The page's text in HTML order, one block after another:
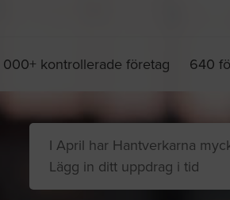
000+ kontrollerade företag 640
I April har Hantverkarna
Lägg in ditt uppdrag i tid